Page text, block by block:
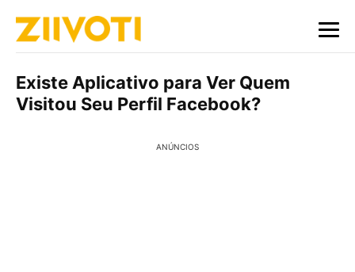
Existe Aplicativo para Ver Quem
Visitou Seu Perfil Facebook?
ANÚNCIOS